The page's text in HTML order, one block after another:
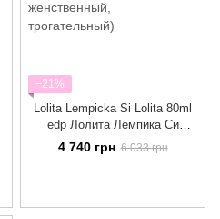
−21%
Lolita Lempicka Si Lolita 80ml
edp Лолита Лемпика Си
Лолита ( чувственный,
женственный, трогательный)
4 740 грн 6 033 грн